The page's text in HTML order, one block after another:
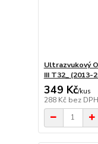
Ultrazvukový
III T32_ (2013-
349 Kč/kus
288 Kč bez DPH